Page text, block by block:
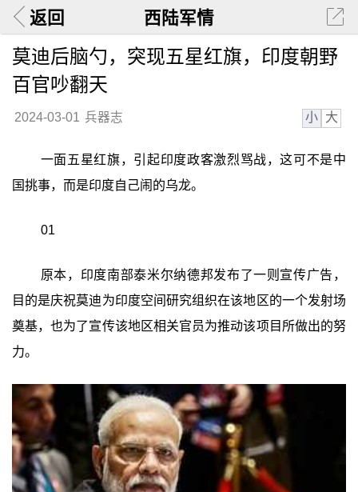
返回 西陆军情
莫迪后脑勺，突现五星红旗，印度朝野
百官吵翻天
2024-03-01 兵器志 小 大
一面五星红旗，引起印度政客激烈骂战，这可不是中
国挑事，而是印度自己闹的乌龙。
01
原本，印度南部泰米尔纳德邦发布了一则宣传广告，
目的是庆祝莫迪为印度空间研究组织在该地区的一个发射场
奠基，也为了宣传该地区相关官员为推动该项目所做出的努
力。